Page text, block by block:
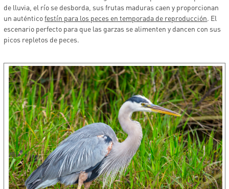
de lluvia, el río se desborda, sus frutas maduras caen y proporcionan
un auténticofestín para los peces en temporada de reproducción. El
escenario perfecto para que las garzas se alimenten y dancen con sus
picos repletos de peces.